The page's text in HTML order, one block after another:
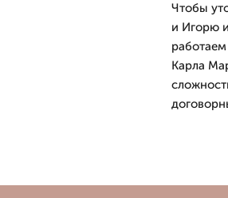
Чтобы
и Игорю
Карла